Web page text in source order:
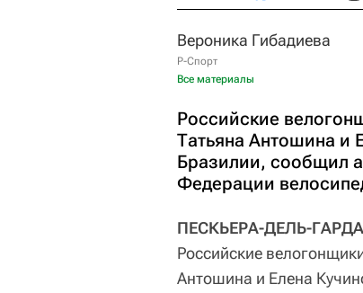
Вероника Гибадиева
Р-Спорт
Все материалы
Российские
Татьяна Антошина и
Бразилии, сообщил
Федерации
ПЕСКЬЕРА-ДЕЛЬ-ГАРДА
Российские
Антошина и Елена